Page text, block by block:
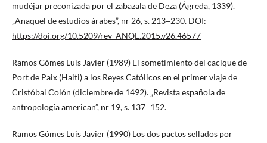
mudéjar preconizada por el zabazala de Deza (Ágreda, 1339).
„Anaquel de estudios árabes”, nr 26, s. 213‒230. DOI:
https://doi.org/10.5209/rev_ANQE.2015.v26.46577
Ramos Gómes Luis Javier (1989) El sometimiento del cacique de
Port de Paix (Haiti) a los Reyes Católicos en el primer viaje de
Cristóbal Colón (diciembre de 1492). „Revista española de
antropología american”, nr 19, s. 137‒152.
Ramos Gómes Luis Javier (1990) Los dos pactos sellados por